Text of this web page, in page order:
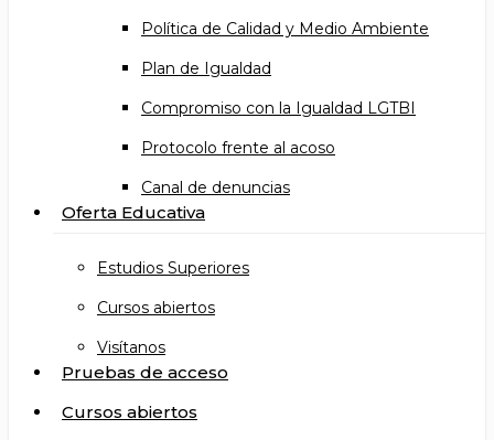
Política de Calidad y Medio Ambiente
Plan de Igualdad
Compromiso con la Igualdad LGTBI
Protocolo frente al acoso
Canal de denuncias
Oferta Educativa
Estudios Superiores
Cursos abiertos
Visítanos
Pruebas de acceso
Cursos abiertos